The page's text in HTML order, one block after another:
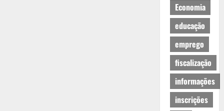
Economia
educação
emprego
fiscalização
informações
inscrições